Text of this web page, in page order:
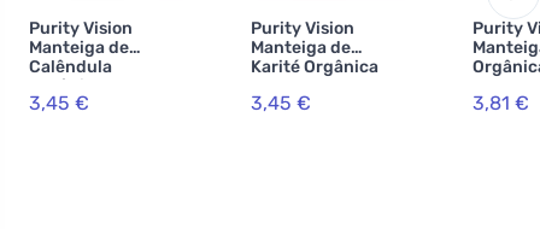
Purity Vision
Manteiga de
Calêndula
Orgânica 20 ml
3,45 €
Purity Vision
Manteiga de
Karité Orgânica
cosmética
3,45 €
Purity
3,81 €